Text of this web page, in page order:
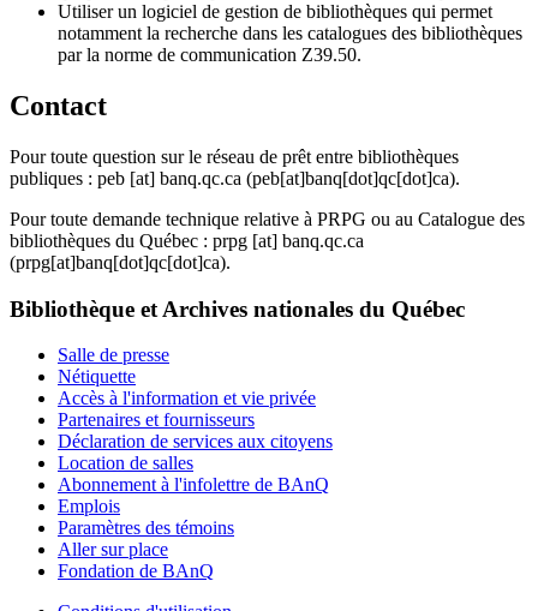
Utiliser un logiciel de gestion de bibliothèques qui permet
notamment la recherche dans les catalogues des bibliothèques
par la norme de communication Z39.50.
Contact
Pour toute question sur le réseau de prêt entre bibliothèques
publiques : peb [at] banq.qc.ca (peb[at]banq[dot]qc[dot]ca).
Pour toute demande technique relative à PRPG ou au Catalogue des
bibliothèques du Québec : prpg [at] banq.qc.ca
(prpg[at]banq[dot]qc[dot]ca).
Bibliothèque et Archives nationales du Québec
Salle de presse
Nétiquette
Accès à l'information et vie privée
Partenaires et fournisseurs
Déclaration de services aux citoyens
Location de salles
Abonnement à l'infolettre de BAnQ
Emplois
Paramètres des témoins
Aller sur place
Fondation de BAnQ